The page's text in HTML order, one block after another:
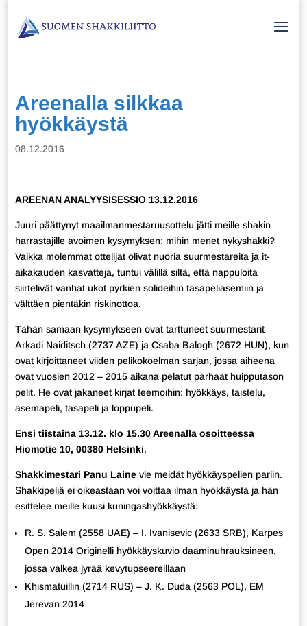
Areenalla silkkaa
hyökkäystä
08.12.2016
AREENAN ANALYYSISESSIO 13.12.2016
Juuri päättynyt maailmanmestaruusottelu jätti meille shakin
harrastajille avoimen kysymyksen: mihin menet nykyshakki?
Vaikka molemmat ottelijat olivat nuoria suurmestareita ja it-
aikakauden kasvatteja, tuntui välillä siltä, että nappuloita
siirtelivät vanhat ukot pyrkien solideihin tasapeliasemiin ja
välttäen pientäkin riskinottoa.
Tähän samaan kysymykseen ovat tarttuneet suurmestarit
Arkadi Naiditsch (2737 AZE) ja Csaba Balogh (2672 HUN), kun
ovat kirjoittaneet viiden pelikokoelman sarjan, jossa aiheena
ovat vuosien 2012 – 2015 aikana pelatut parhaat huipputason
pelit. He ovat jakaneet kirjat teemoihin: hyökkäys, taistelu,
asemapeli, tasapeli ja loppupeli.
Ensi tiistaina 13.12. klo 15.30 Areenalla osoitteessa
Hiomotie 10, 00380 Helsinki,
Shakkimestari Panu Laine vie meidät hyökkäyspelien pariin.
Shakkipeliä ei oikeastaan voi voittaa ilman hyökkäystä ja hän
esittelee meille kuusi kuningashyökkäystä:
R. S. Salem (2558 UAE) – I. Ivanisevic (2633 SRB), Karpes
Open 2014 Originelli hyökkäyskuvio daaminuhrauksineen,
jossa valkea jyrää kevytupseereillaan
Khismatuillin (2714 RUS) – J. K. Duda (2563 POL), EM
Jerevan 2014